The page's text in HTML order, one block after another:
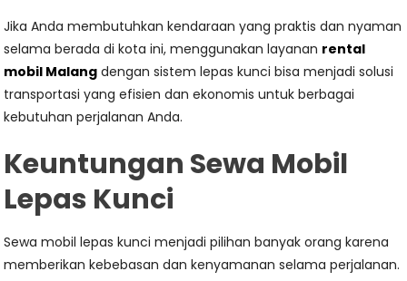
Jika Anda membutuhkan kendaraan yang praktis dan nyaman
selama berada di kota ini, menggunakan layanan rental
mobil Malang dengan sistem lepas kunci bisa menjadi solusi
transportasi yang efisien dan ekonomis untuk berbagai
kebutuhan perjalanan Anda.
Keuntungan Sewa Mobil
Lepas Kunci
Sewa mobil lepas kunci menjadi pilihan banyak orang karena
memberikan kebebasan dan kenyamanan selama perjalanan.